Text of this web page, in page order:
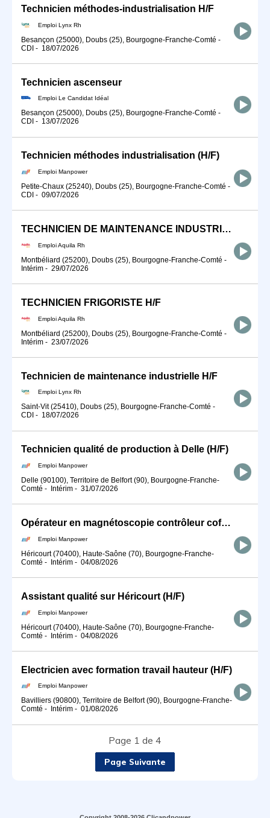
Technicien méthodes-industrialisation H/F
Emploi Lynx Rh
Besançon (25000), Doubs (25), Bourgogne-Franche-Comté -
CDI - 18/07/2026
Technicien ascenseur
Emploi Le Candidat Idéal
Besançon (25000), Doubs (25), Bourgogne-Franche-Comté -
CDI - 13/07/2026
Technicien méthodes industrialisation (H/F)
Emploi Manpower
Petite-Chaux (25240), Doubs (25), Bourgogne-Franche-Comté -
CDI - 09/07/2026
TECHNICIEN DE MAINTENANCE INDUSTRIELLE H/F
Emploi Aquila Rh
Montbéliard (25200), Doubs (25), Bourgogne-Franche-Comté -
Intérim - 29/07/2026
TECHNICIEN FRIGORISTE H/F
Emploi Aquila Rh
Montbéliard (25200), Doubs (25), Bourgogne-Franche-Comté -
Intérim - 23/07/2026
Technicien de maintenance industrielle H/F
Emploi Lynx Rh
Saint-Vit (25410), Doubs (25), Bourgogne-Franche-Comté -
CDI - 18/07/2026
Technicien qualité de production à Delle (H/F)
Emploi Manpower
Delle (90100), Territoire de Belfort (90), Bourgogne-Franche-
Comté - Intérim - 31/07/2026
Opérateur en magnétoscopie contrôleur cofrend à Hericourt (H/F)
Emploi Manpower
Héricourt (70400), Haute-Saône (70), Bourgogne-Franche-
Comté - Intérim - 04/08/2026
Assistant qualité sur Héricourt (H/F)
Emploi Manpower
Héricourt (70400), Haute-Saône (70), Bourgogne-Franche-
Comté - Intérim - 04/08/2026
Electricien avec formation travail hauteur (H/F)
Emploi Manpower
Bavilliers (90800), Territoire de Belfort (90), Bourgogne-Franche-
Comté - Intérim - 01/08/2026
Page 1 de 4
Page Suivante